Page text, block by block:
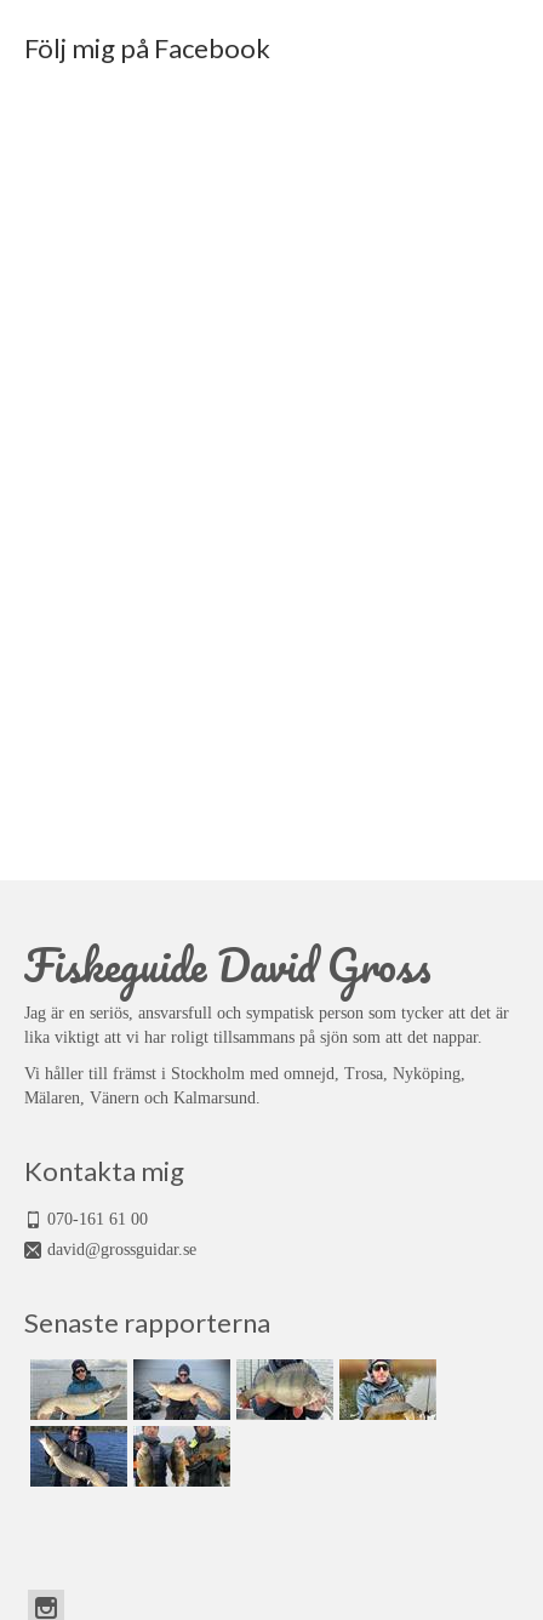
Följ mig på Facebook
Fiskeguide David Gross
Jag är en seriös, ansvarsfull och sympatisk person som tycker att det är
lika viktigt att vi har roligt tillsammans på sjön som att det nappar.
Vi håller till främst i Stockholm med omnejd, Trosa, Nyköping,
Mälaren, Vänern och Kalmarsund.
Kontakta mig
070-161 61 00
david@grossguidar.se
Senaste rapporterna